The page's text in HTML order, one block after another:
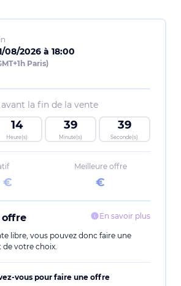
08/2026 à 18:00
Paris)
la fin de la vente
14
Heure(s)
39
Minute(s)
39
Seconde(s)
€
Meilleure offre
€
offre En savoir plus
libre, vous pouvez donc faire une
votre choix.
vous pour faire une offre